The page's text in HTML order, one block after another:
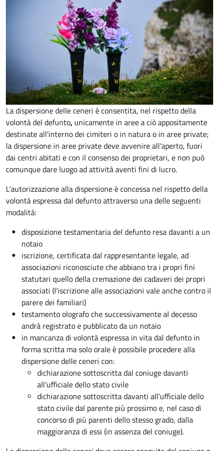
La dispersione delle ceneri è consentita, nel rispetto della
volontà del defunto, unicamente in aree a ciò appositamente
destinate all'interno dei cimiteri o in natura o in aree private;
la dispersione in aree private deve avvenire all'aperto, fuori
dai centri abitati e con il consenso dei proprietari, e non può
comunque dare luogo ad attività aventi fini di lucro.
L'autorizzazione alla dispersione è concessa nel rispetto della
volontà espressa dal defunto attraverso una delle seguenti
modalità:
disposizione testamentaria del defunto resa davanti a un
notaio
iscrizione, certificata dal rappresentante legale, ad
associazioni riconosciute che abbiano tra i propri fini
statutari quello della cremazione dei cadaveri dei propri
associati (l'iscrizione alle associazioni vale anche contro il
parere dei familiari)
testamento olografo che successivamente al decesso
andrà registrato e pubblicato da un notaio
in mancanza di volontà espressa in vita dal defunto in
forma scritta ma solo orale è possibile procedere alla
dispersione delle ceneri con:
dichiarazione sottoscritta dal coniuge davanti
all’ufficiale dello stato civile
dichiarazione sottoscritta davanti all’ufficiale dello
stato civile dal parente più prossimo e, nel caso di
concorso di più parenti dello stesso grado, dalla
maggioranza di essi (in assenza del coniuge).